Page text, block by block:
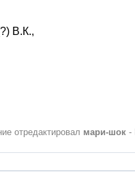
В.К.,
отредактировал мари-шок -